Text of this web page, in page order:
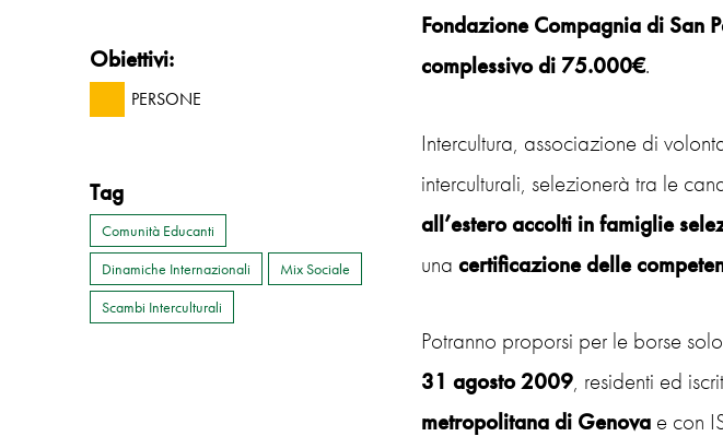
Obiettivi:
PERSONE
Tag
Comunità Educanti
Dinamiche Internazionali
Mix Sociale
Scambi Interculturali
Fondazione Compagnia di San
complessivo di 75.000€.
Intercultura, associazione di
interculturali, selezionerà tra le
all’estero accolti in famiglie
una certificazione delle
Potranno proporsi per le borse solo
31 agosto 2009, residenti ed
metropolitana di Genovae con